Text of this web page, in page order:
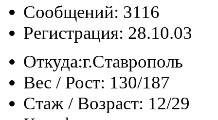
Сообщений: 3116
Регистрация: 28.10.03
Откуда:г.Ставрополь
Вес / Рост: 130/187
Стаж / Возраст: 12/29